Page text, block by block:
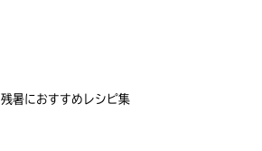
残暑におすすめレシピ集